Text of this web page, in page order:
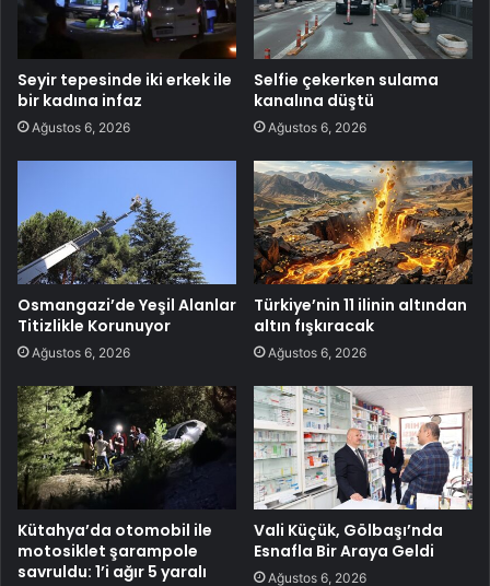
Seyir tepesinde iki erkek ile
bir kadına infaz
Ağustos 6, 2026
Selfie çekerken sulama
kanalına düştü
Ağustos 6, 2026
Osmangazi’de Yeşil Alanlar
Titizlikle Korunuyor
Ağustos 6, 2026
Türkiye’nin 11 ilinin altından
altın fışkıracak
Ağustos 6, 2026
Kütahya’da otomobil ile
motosiklet şarampole
savruldu: 1’i ağır 5 yaralı
Vali Küçük, Gölbaşı’nda
Esnafla Bir Araya Geldi
Ağustos 6, 2026